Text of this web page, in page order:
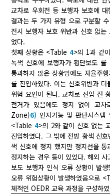
교차로 우회전 등 보행자 보호에
결과는 두 가지 유형 으로 구분할
전시 보행자 보호 위반과 신호 없
었다.
첫째 상황은 <Table 4>의 1과 같
녹색 신호에 보행자가 횡단보도
통과하지 않은 상황임에도 자율주
를 진입하였다. 이는 신호위반과
위험 요인이 된다. 교차로 진입 전
전거가 있음에도 정지 없이 교
Zone)6) 인지기능 및 판단시스
<Table 4>의 2와 같이 신호 없는
진입하였다. 그 밖에 전방 황색 신
색 신호에 정지 했지만 정지선을
정지하는 경우 등이 있었다. 해외
보도 보행자 인식 오류 상황이 발
오류 위험상황이 발생하였음으로
체적인 OEDR 교육 과정을 구성하